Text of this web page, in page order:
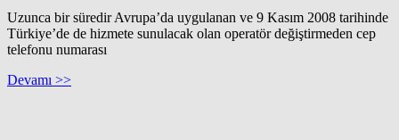
Uzunca bir süredir Avrupa’da uygulanan ve 9 Kasım 2008 tarihinde
Türkiye’de de hizmete sunulacak olan operatör değiştirmeden cep
telefonu numarası
Devamı >>